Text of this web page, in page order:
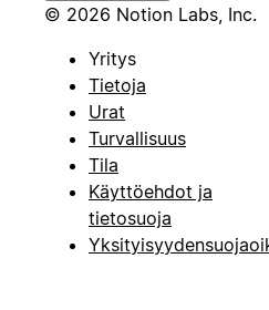
© 2026 Notion Labs, Inc.
Yritys
Tietoja
Urat
Turvallisuus
Tila
Käyttöehdot ja
tietosuoja